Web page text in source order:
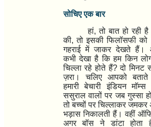
सोचिए एक बार
हां,तो बात हो रही
की,तो इसकी फिलॉसफी को
गहराई में जाकर देखते हैं।
कभी देखा है कि हम किन
चिल्ला रहे होते हैं?दो मिनट
ज़रा। चलिए आपको
हमारी बेचारी इंडियन
ससुराल वालों पर जब गुस्सा
तो बच्चों पर चिल्लाकर जमकर
भड़ास निकालती हैं। वहीं
अगर बॉस ने डांटा होता